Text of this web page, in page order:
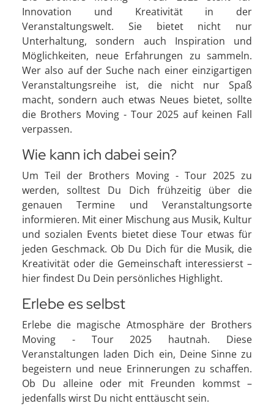
Innovation und Kreativität in der
Veranstaltungswelt. Sie bietet nicht nur
Unterhaltung, sondern auch Inspiration und
Möglichkeiten, neue Erfahrungen zu sammeln.
Wer also auf der Suche nach einer einzigartigen
Veranstaltungsreihe ist, die nicht nur Spaß
macht, sondern auch etwas Neues bietet, sollte
die Brothers Moving - Tour 2025 auf keinen Fall
verpassen.
Wie kann ich dabei sein?
Um Teil der Brothers Moving - Tour 2025 zu
werden, solltest Du Dich frühzeitig über die
genauen Termine und Veranstaltungsorte
informieren. Mit einer Mischung aus Musik, Kultur
und sozialen Events bietet diese Tour etwas für
jeden Geschmack. Ob Du Dich für die Musik, die
Kreativität oder die Gemeinschaft interessierst –
hier findest Du Dein persönliches Highlight.
Erlebe es selbst
Erlebe die magische Atmosphäre der Brothers
Moving - Tour 2025 hautnah. Diese
Veranstaltungen laden Dich ein, Deine Sinne zu
begeistern und neue Erinnerungen zu schaffen.
Ob Du alleine oder mit Freunden kommst –
jedenfalls wirst Du nicht enttäuscht sein.